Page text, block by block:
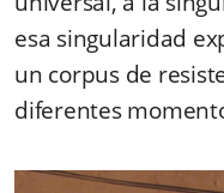
esa singularidad
un corpus de
diferentes